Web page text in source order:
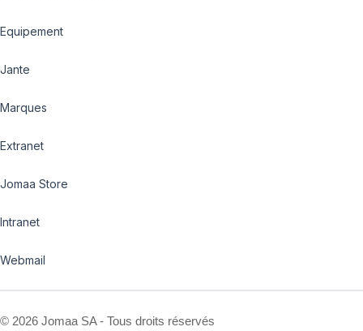
Equipement
Jante
Marques
Extranet
Jomaa Store
Intranet
Webmail
© 2026 Jomaa SA - Tous droits réservés